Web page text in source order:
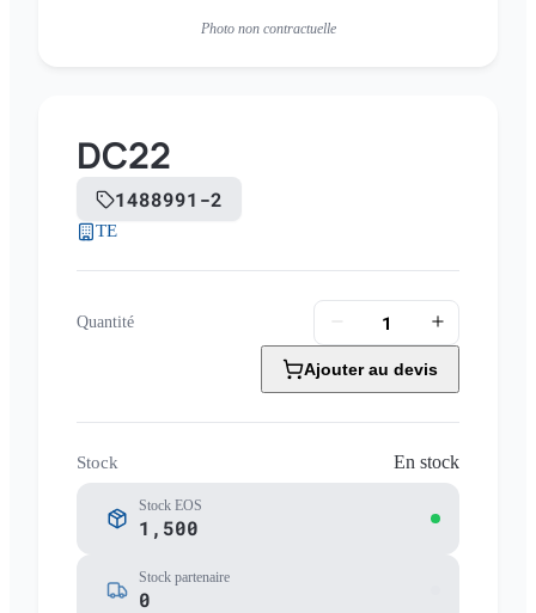
Photo non contractuelle
DC22
1488991-2
TE
Quantité
Ajouter au devis
Stock En stock
Stock EOS
1,500
Stock partenaire
0